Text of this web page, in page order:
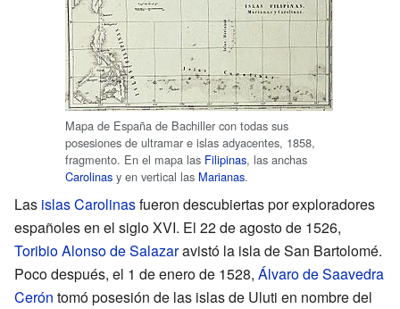
Mapa de España de Bachiller con todas sus
posesiones de ultramar e islas adyacentes, 1858,
fragmento. En el mapa las Filipinas, las anchas
Carolinas y en vertical las Marianas.
Las islas Carolinasfueron descubiertas por exploradores
españoles en el siglo XVI. El 22 de agosto de 1526,
Toribio Alonso de Salazaravistó la isla de San Bartolomé.
Poco después, el 1 de enero de 1528, Álvaro de Saavedra
Cerón tomó posesión de las islas de Uluti en nombre del